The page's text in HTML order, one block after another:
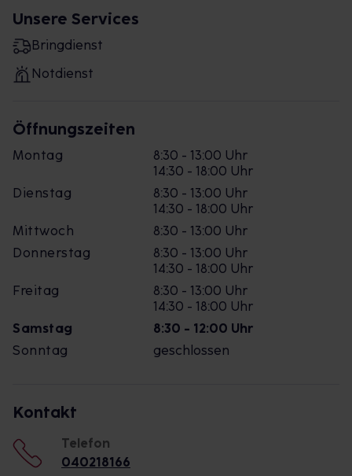
Unsere Services
Bringdienst
Notdienst
Öffnungszeiten
Montag
8:30 - 13:00 Uhr
14:30 - 18:00 Uhr
Dienstag
8:30 - 13:00 Uhr
14:30 - 18:00 Uhr
Mittwoch
8:30 - 13:00 Uhr
Donnerstag
8:30 - 13:00 Uhr
14:30 - 18:00 Uhr
Freitag
8:30 - 13:00 Uhr
14:30 - 18:00 Uhr
Samstag
8:30 - 12:00 Uhr
Sonntag
geschlossen
Kontakt
Telefon
040218166